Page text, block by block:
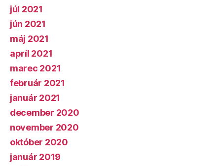
júl 2021
jún 2021
máj 2021
apríl 2021
marec 2021
február 2021
január 2021
december 2020
november 2020
október 2020
január 2019